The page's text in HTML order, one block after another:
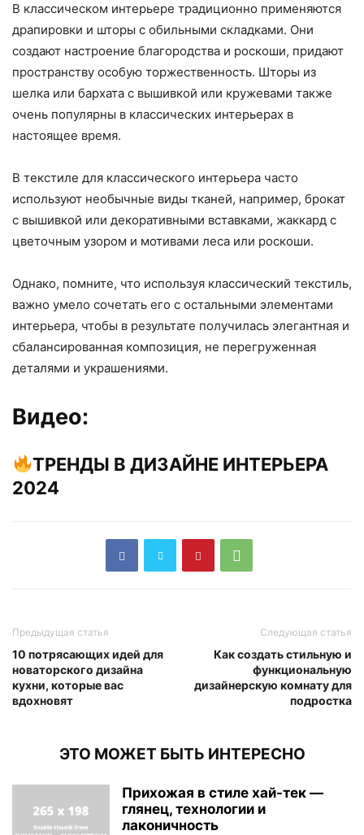
В классическом интерьере традиционно применяются
драпировки и шторы с обильными складками. Они
создают настроение благородства и роскоши, придают
пространству особую торжественность. Шторы из
шелка или бархата с вышивкой или кружевами также
очень популярны в классических интерьерах в
настоящее время.
В текстиле для классического интерьера часто
используют необычные виды тканей, например, брокат
с вышивкой или декоративными вставками, жаккард с
цветочным узором и мотивами леса или роскоши.
Однако, помните, что используя классический текстиль,
важно умело сочетать его с остальными элементами
интерьера, чтобы в результате получилась элегантная и
сбалансированная композиция, не перегруженная
деталями и украшениями.
Видео:
ТРЕНДЫ В ДИЗАЙНЕ ИНТЕРЬЕРА
2024
Предыдущая статья
10 потрясающих идей для
новаторского дизайна
кухни, которые вас
вдохновят
Следующая статья
Как создать стильную и
функциональную
дизайнерскую комнату для
подростка
ЭТО МОЖЕТ БЫТЬ ИНТЕРЕСНО
Прихожая в стиле хай-тек —
глянец, технологии и
лаконичность